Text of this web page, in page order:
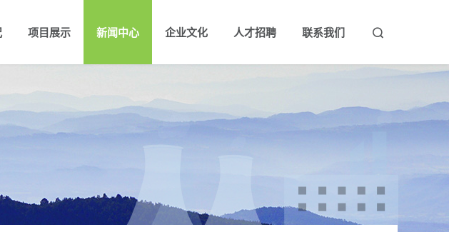
项目展示 新闻中心 企业文化 人才招聘 联系我们 
组织架构 领导团队 大事记 荣誉资质
公司新闻 领导关怀 公示公告 行业动态
企业理念 企业风采 社会责任
人才理念 人才招聘 